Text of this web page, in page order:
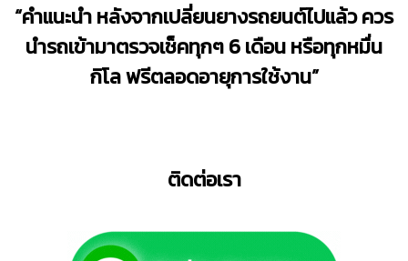
“คำแนะนำ หลังจากเปลี่ยนยางรถยนต์ไปแล้ว ควร
นำรถเข้ามาตรวจเช็คทุกๆ 6 เดือน หรือทุกหมื่น
กิโล ฟรีตลอดอายุการใช้งาน”
ติดต่อเรา